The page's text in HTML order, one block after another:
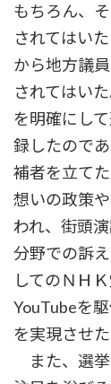
もちろん、
されてはい
から地方議
されてはい
を明確にし
録したので
補者を立て
想いの政策
われ、街頭
分野での訴
してのＮＨ
YouTubeを
を実現させた
また、選挙